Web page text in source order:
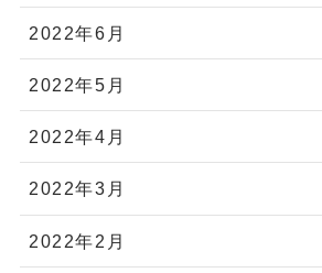
2022年6月
2022年5月
2022年4月
2022年3月
2022年2月